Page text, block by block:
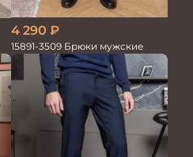
4 290 ₽
15891-3509 Брюки мужские